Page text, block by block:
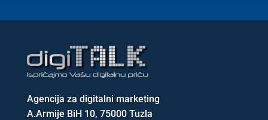
Agencija za digitalni marketing
A.Armije BiH 10, 75000 Tuzla